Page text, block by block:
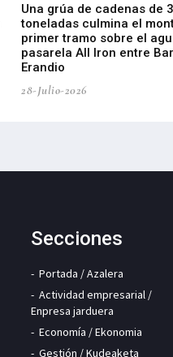
Una grúa de cadenas de
toneladas culmina el
primer tramo sobre el
pasarela All Iron entre
Erandio
28-Julio-2026
Secciones
Portada / Azalera
Actividad empresarial /
Enpresa jarduera
Economía / Ekonomia
Gestión / Kudeaketa